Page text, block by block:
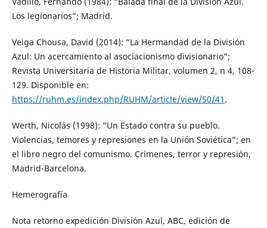
Los legionarios”; Madrid.
Veiga Chousa, David (2014): “La Hermandad de la División
Azul: Un acercamiento al asociacionismo divisionario”;
Revista Universitaria de Historia Militar, volumen 2, n 4, 108-
129. Disponible en:
https://ruhm.es/index.php/RUHM/article/view/50/41 .
Werth, Nicolás (1998): “Un Estado contra su pueblo.
Violencias, temores y represiones en la Unión Soviética”; en
el libro negro del comunismo. Crímenes, terror y represión,
Madrid-Barcelona.
Hemerografía
Nota retorno expedición División Azul, ABC, edición de